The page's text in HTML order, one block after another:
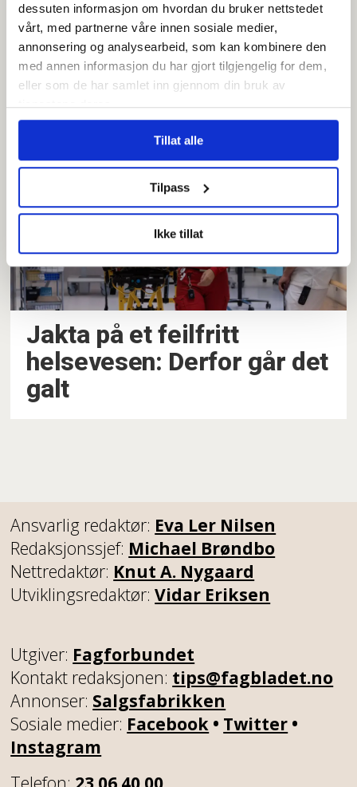
dessuten informasjon om hvordan du bruker nettstedet
vårt, med partnerne våre innen sosiale medier,
annonsering og analysearbeid, som kan kombinere den
med annen informasjon du har gjort tilgjengelig for dem,
eller som de har samlet inn gjennom din bruk av
tjenestene deres.
Tillat alle
Tilpass
Ikke tillat
Pressa akutt-tjeneste: –⁠
Folk ringer på grunn av en
forstuet ankel, selv om de
står i en taxikø
Jakta på et feilfritt
helsevesen: Derfor går det
galt
Ansvarlig redaktør: Eva Ler Nilsen
Redaksjonssjef: Michael Brøndbo
Nettredaktør: Knut A. Nygaard
Utviklingsredaktør:Vidar Eriksen
Utgiver: Fagforbundet
Kontakt redaksjonen: tips@fagbladet.no
Annonser: Salgsfabrikken
Sosiale medier: Facebook • Twitter •
Instagram